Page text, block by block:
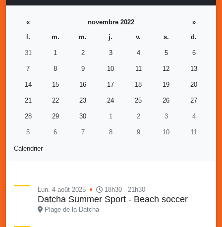
Calendrier
« novembre 2022
»
l.
m. m. j. v. s. d.
31 1 2 3 4 5 6
7 8 9 10 11 12 13
14 15 16 17 18 19 20
21 22 23 24 25 26 27
28 29 30 1 2 3 4
5 6 7 8 9 10 11
Lun. 4 août 2025 18h30 - 21h30
Datcha Summer Sport - Beach soccer
Plage de la Datcha